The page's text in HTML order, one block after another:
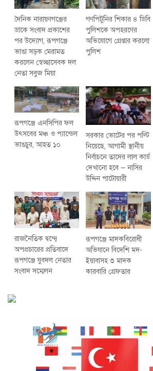
দৈনিক নারায়ণগঞ্জের
ডাকে সংবাদ প্রকাশের
পর উদ্যোগ, রূপগঞ্জে
ভাঙা সড়ক মেরামত
করলেন স্বেচ্ছাসেবক দল
নেতা সবুজ মিয়া
গণপিটুনির শিকার ৪ ডিবি
পুলিশকে অপহরণের
অভিযোগে গ্রেপ্তার করলো
পুলিশ
রূপগঞ্জে এনসিপির ফল
উৎসবের মঞ্চ ও প্যান্ডেল
ভাঙচুর, আহত ১০
সরকার ভোটের পর পল্টি
নিয়েছে, আগামী স্থানীয়
নির্বাচনে তাদের লাল কার্ড
দেখানো হবে — নাসির
উদ্দিন পাটোয়ারী
রাজনৈতিক দ্বন্দ্বে
অপপ্রচারের প্রতিবাদে
‎রূপগঞ্জে যুবদল নেতার
সংবাদ সম্মেলন ‎
রূপগঞ্জে মাদকবিরোধী
অভিযানে বিদেশি মদ-
ইয়াবাসহ ৩ মাদক
কারবারি গ্রেফতার